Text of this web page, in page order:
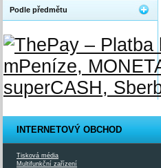
Podle předmětu
INTERNETOVÝ OBCHOD
Tisková média
Multifunkční zařízení